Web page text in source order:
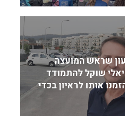
שראש המועצה
שוקל להתמודד
אותו לראיון בכדי